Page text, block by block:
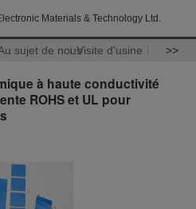
Materials & Technology Ltd.
sujet de nousVisite d'usine >>
à haute conductivité
ROHS et UL pour